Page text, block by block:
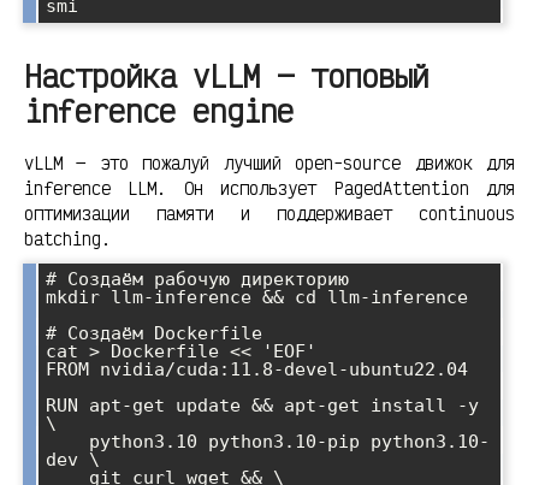
Настройка vLLM — топовый
inference engine
vLLM — это пожалуй лучший open-source движок для
inference LLM. Он использует PagedAttention для
оптимизации памяти и поддерживает continuous
batching.
# Создаём рабочую директорию
mkdir llm-inference && cd llm-inference
# Создаём Dockerfile
cat > Dockerfile << 'EOF'
FROM nvidia/cuda:11.8-devel-ubuntu22.04
RUN apt-get update && apt-get install -y
\
dev \